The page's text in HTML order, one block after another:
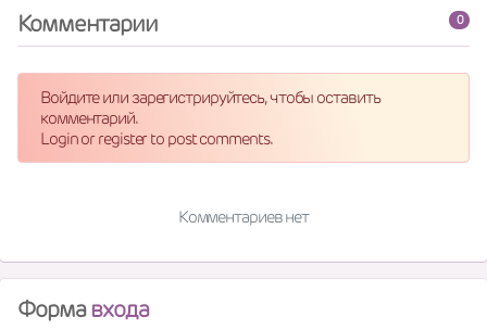
0
Комментарии
Войдите или зарегистрируйтесь, чтобы оставить
комментарий.
Login or register to post comments.
Комментариев нет
Формавхода